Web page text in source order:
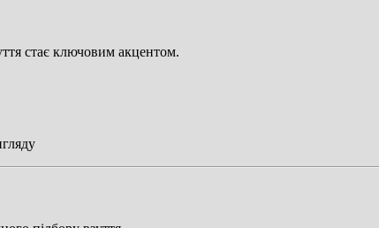
стає ключовим акцентом.